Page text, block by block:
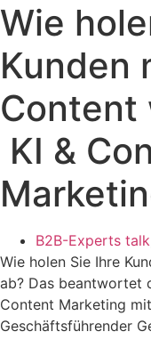
Wie
Kunden
Content
KI &
B2B-Experts talk
Wie holen Sie Ihre
ab? Das beantwortet
Content Marketing
Geschäftsführender